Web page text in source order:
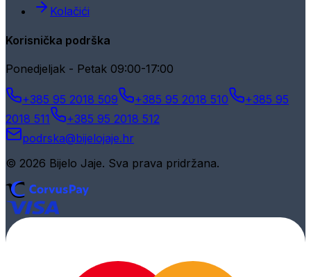
Kolačići
Korisnička podrška
Ponedjeljak - Petak 09:00-17:00
+385 95 2018 509 +385 95 2018 510
+385 95
2018 511
+385 95 2018 512
podrska@bijelojaje.hr
© 2026 Bijelo Jaje. Sva prava pridržana.